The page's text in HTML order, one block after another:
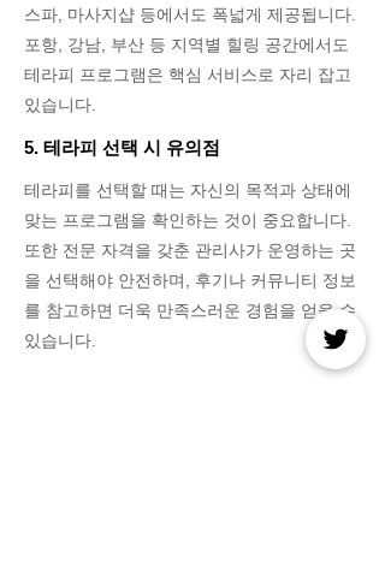
스파, 마사지샵 등에서도 폭넓게 제공됩니다.
포항, 강남, 부산 등 지역별 힐링 공간에서도
테라피 프로그램은 핵심 서비스로 자리 잡고
있습니다.
5. 테라피 선택 시 유의점
테라피를 선택할 때는 자신의 목적과 상태에
맞는 프로그램을 확인하는 것이 중요합니다.
또한 전문 자격을 갖춘 관리사가 운영하는 곳
을 선택해야 안전하며, 후기나 커뮤니티 정보
를 참고하면 더욱 만족스러운 경험을 얻을 수
있습니다.